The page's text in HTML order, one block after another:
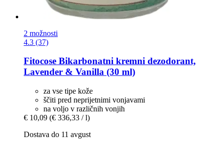
2 možnosti
4.3 (37)
Fitocose Bikarbonatni kremni dezodorant,
Lavender & Vanilla (30 ml)
za vse tipe kože
ščiti pred neprijetnimi vonjavami
na voljo v različnih vonjih
€ 10,09 (€ 336,33 / l)
Dostava do 11 avgust